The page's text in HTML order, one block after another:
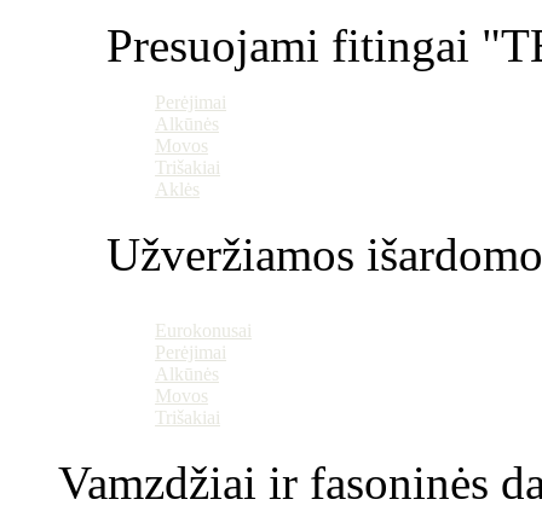
Presuojami fitingai
Perėjimai
Alkūnės
Movos
Trišakiai
Aklės
Užveržiamos
Eurokonusai
Perėjimai
Alkūnės
Movos
Trišakiai
Vamzdžiai ir fasoninės